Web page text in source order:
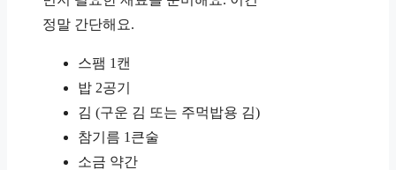
정말 간단해요.
스팸 1캔
밥 2공기
김 (구운 김 또는 주먹밥용 김)
참기름 1큰술
소금 약간